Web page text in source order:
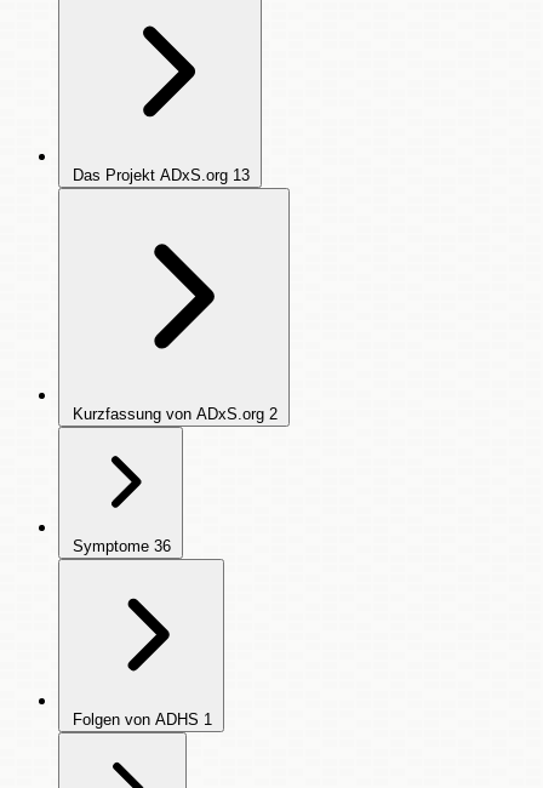
Das Projekt ADxS.org 13
Kurzfassung von ADxS.org 2
Symptome 36
Folgen von ADHS 1